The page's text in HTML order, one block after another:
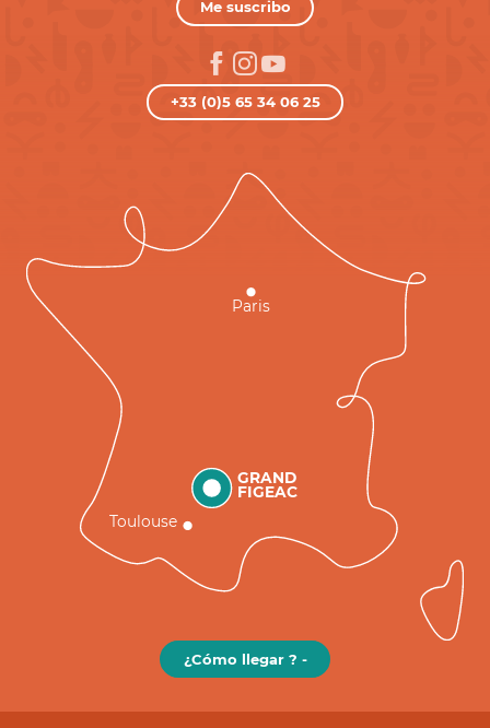
Me suscribo
+33 (0)5 65 34 06 25
GRAND
FIGEAC
Toulouse
Paris
¿Cómo llegar ? -